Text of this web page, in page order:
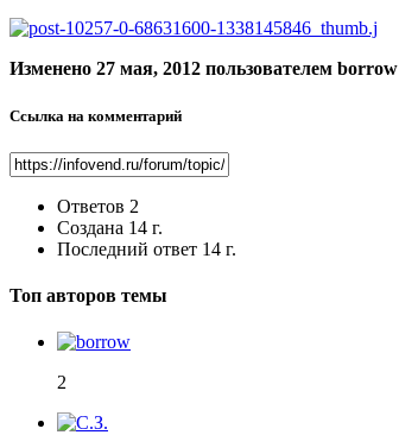
Изменено 27 мая, 2012 пользователем borrow
Ссылка на комментарий
Ответов 2
Создана 14 г.
Последний ответ 14 г.
Топ авторов темы
2